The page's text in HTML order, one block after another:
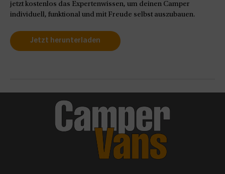
jetzt kostenlos das Expertenwissen, um deinen Camper
individuell, funktional und mit Freude selbst auszubauen.
Jetzt herunterladen